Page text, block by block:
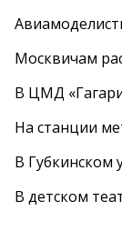
Москвичам
В ЦМД
На станции
В Губкинском
В детском